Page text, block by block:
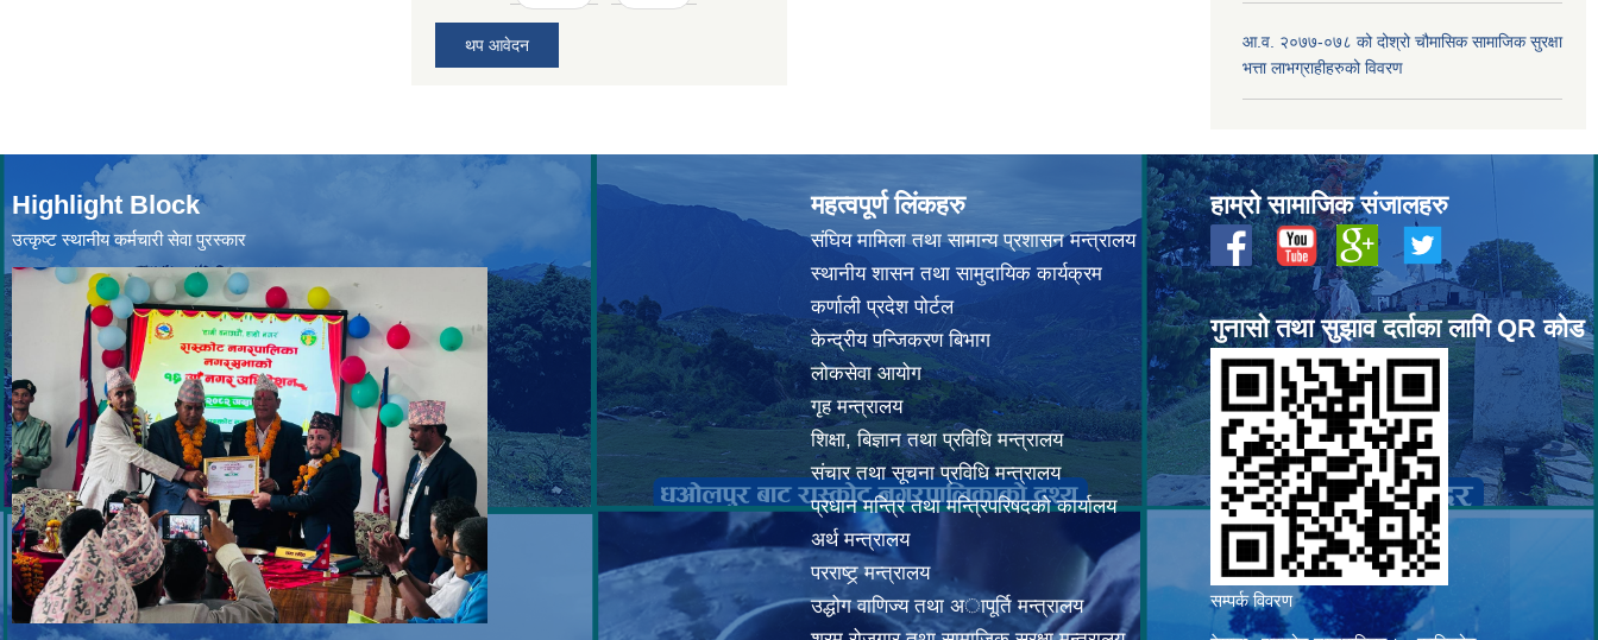
थप आवेदन
आ.व. २०७७-०७८ को दोश्रो चौमासिक सामाजिक सुरक्षा
भत्ता लाभग्राहीहरुको विवरण
Highlight Block
उत्‍कृष्ट स्थानीय कर्मचारी सेवा पुरस्कार
महत्वपूर्ण लिंकहरु
संघिय मामिला तथा सामान्य प्रशासन मन्त्रालय
स्थानीय शासन तथा सामुदायिक कार्यक्रम
कर्णाली प्रदेश पोर्टल
केन्द्रीय पन्जिकरण बिभाग
लोकसेवा आयोग
गृह मन्त्रालय
शिक्षा, बिज्ञान तथा प्रविधि मन्त्रालय
संचार तथा सूचना प्रविधि मन्त्रालय
प्रधान मन्त्रि तथा मन्त्रिपरिषदको कार्यालय
अर्थ मन्त्रालय
परराष्ट्र् मन्त्रालय
उद्धोग वाणिज्य तथा अापूर्ति मन्त्रालय
हाम्रो सामाजिक संजालहरु
गुनासो तथा सुझाव दर्ताका लागि QR कोड
सम्पर्क विवरण